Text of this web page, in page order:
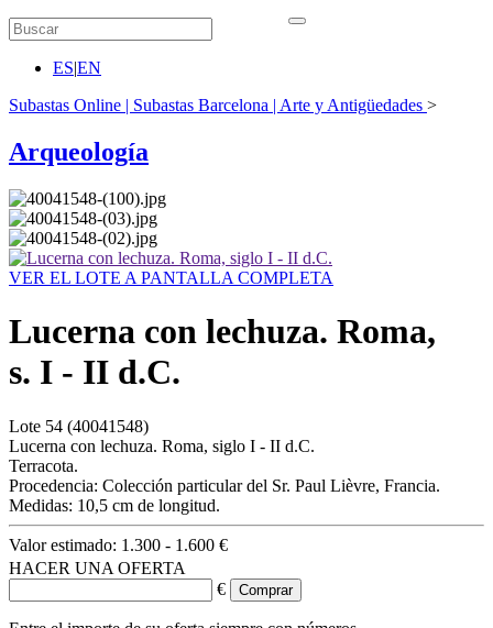
ES|EN
Subastas Online | Subastas Barcelona | Arte y Antigüedades >
Arqueología
VER EL LOTE A PANTALLA COMPLETA
Lucerna con lechuza. Roma,
s. I - II d.C.
Lote 54 (40041548)
Lucerna con lechuza. Roma, siglo I - II d.C.
Terracota.
Procedencia: Colección particular del Sr. Paul Lièvre, Francia.
Medidas: 10,5 cm de longitud.
Valor estimado: 1.300 - 1.600 €
HACER UNA OFERTA
€